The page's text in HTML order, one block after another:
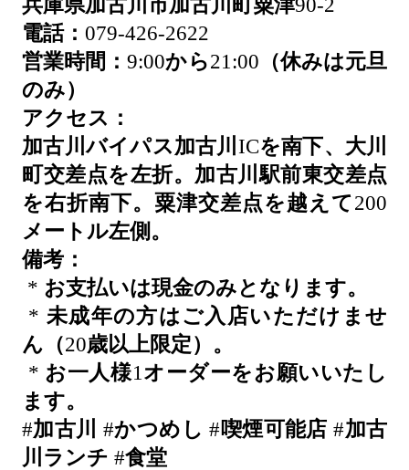
兵庫県加古川市加古川町粟津90-2
電話： 079-426-2622
営業時間：9:00から21:00 （休みは元旦
のみ）
アクセス：
加古川バイパス加古川 ICを南下、大川
町交差点を左折。加古川駅前東交差点
を右折南下。粟津交差点を越えて200
メートル左側。
備考：
* お支払いは現金のみとなります。
* 未成年の方はご入店いただけませ
ん（20歳以上限定）。
* お一人様1 オーダーをお願いいたし
ます。
#加古川 #かつめし # 喫煙可能店 #加古
川ランチ #食堂